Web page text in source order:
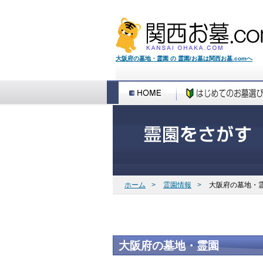
大阪府の墓地・霊園 の 霊園/お墓は関西お墓.comへ
ホーム > 霊園情報 > 大阪府の墓地・
大阪府の墓地・霊園